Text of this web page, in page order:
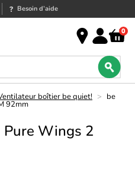
Besoin d’aide
0
boîtier be quiet! > be
92mm
Pure Wings 2